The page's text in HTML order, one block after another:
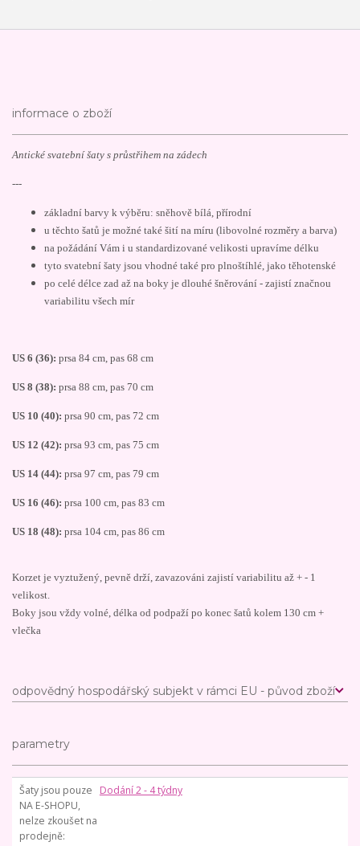
informace o zboží
Antické svatební šaty s průstřihem na zádech
---
základní barvy k výběru: sněhově bílá, přírodní
u těchto šatů je možné také šití na míru (libovolné rozměry a barva)
na požádání Vám i u standardizované velikosti upravíme délku
tyto svatební šaty jsou vhodné také pro plnoštíhlé, jako těhotenské
po celé délce zad až na boky je dlouhé šněrování - zajistí značnou
variabilitu všech mír
US 6 (36): prsa 84 cm, pas 68 cm
US 8 (38): prsa 88 cm, pas 70 cm
US 10 (40): prsa 90 cm, pas 72 cm
US 12 (42): prsa 93 cm, pas 75 cm
US 14 (44): prsa 97 cm, pas 79 cm
US 16 (46): prsa 100 cm, pas 83 cm
US 18 (48): prsa 104 cm, pas 86 cm
Korzet je vyztužený, pevně drží, zavazováni zajistí variabilitu až + - 1
velikost.
Boky jsou vždy volné, délka od podpaží po konec šatů kolem 130 cm +
vlečka
odpovědný hospodářský subjekt v rámci EU - původ zboží
parametry
Šaty jsou pouze
NA E-SHOPU,
nelze zkoušet na
prodejně
Dodání 2 - 4 týdny